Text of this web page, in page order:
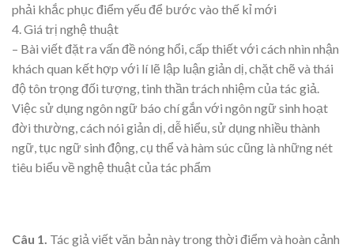
phải khắc phục điểm yếu để bước vào thế kỉ mới
4. Giá trị nghệ thuật
– Bài viết đặt ra vấn đề nóng hổi, cấp thiết với cách nhìn nhận
khách quan kết hợp với lí lẽ lập luận giản dị, chặt chẽ và thái
độ tôn trọng đối tượng, tinh thần trách nhiệm của tác giả.
Việc sử dụng ngôn ngữ báo chí gắn với ngôn ngữ sinh hoạt
đời thường, cách nói giản dị, dễ hiểu, sử dụng nhiều thành
ngữ, tục ngữ sinh động, cụ thể và hàm súc cũng là những nét
tiêu biểu về nghệ thuật của tác phẩm
Câu 1. Tác giả viết văn bản này trong thời điểm và hoàn cảnh